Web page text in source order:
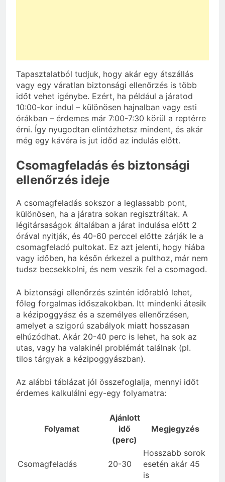
Tapasztalatból tudjuk, hogy akár egy átszállás
vagy egy váratlan biztonsági ellenőrzés is több
időt vehet igénybe. Ezért, ha például a járatod
10:00-kor indul – különösen hajnalban vagy esti
órákban – érdemes már 7:00-7:30 körül a reptérre
érni. Így nyugodtan elintézhetsz mindent, és akár
még egy kávéra is jut időd az indulás előtt.
Csomagfeladás és biztonsági
ellenőrzés ideje
A csomagfeladás sokszor a leglassabb pont,
különösen, ha a járatra sokan regisztráltak. A
légitársaságok általában a járat indulása előtt 2
órával nyitják, és 40-60 perccel előtte zárják le a
csomagfeladó pultokat. Ez azt jelenti, hogy hiába
vagy időben, ha későn érkezel a pulthoz, már nem
tudsz becsekkolni, és nem veszik fel a csomagod.
A biztonsági ellenőrzés szintén időrabló lehet,
főleg forgalmas időszakokban. Itt mindenki átesik
a kézipoggyász és a személyes ellenőrzésen,
amelyet a szigorú szabályok miatt hosszasan
elhúzódhat. Akár 20-40 perc is lehet, ha sok az
utas, vagy ha valakinél problémát találnak (pl.
tilos tárgyak a kézipoggyászban).
Az alábbi táblázat jól összefoglalja, mennyi időt
érdemes kalkulálni egy-egy folyamatra:
Folyamat
Ajánlott
idő
(perc)
Megjegyzés
Csomagfeladás 20-30
Hosszabb sorok
esetén akár 45
is